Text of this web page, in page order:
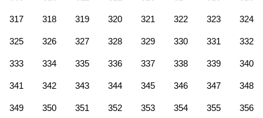
317 318 319 320 321 322 323 324
325 326 327 328 329 330 331 332
333 334 335 336 337 338 339 340
341 342 343 344 345 346 347 348
349 350 351 352 353 354 355 356